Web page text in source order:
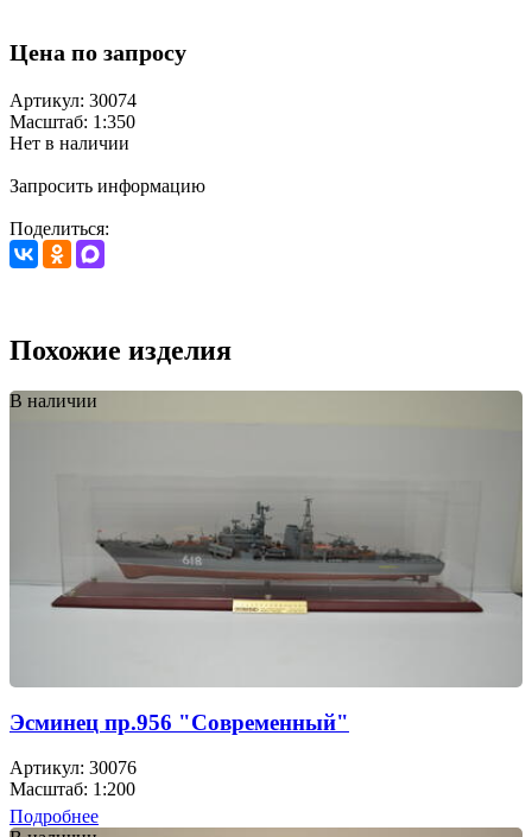
Цена по запросу
Артикул: 30074
Масштаб: 1:350
Нет в наличии
Запросить информацию
Поделиться:
Похожие изделия
В наличии
Эсминец пр.956 "Современный"
Артикул: 30076
Масштаб: 1:200
Подробнее